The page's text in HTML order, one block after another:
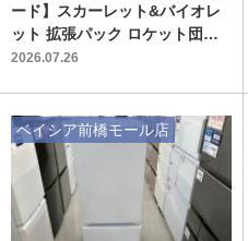
ード】スカーレット&バイオレ
ット 拡張パック ロケット団の
栄光 BOX｜コレクター注目の
2026.07.26
ベイシア前橋モール店